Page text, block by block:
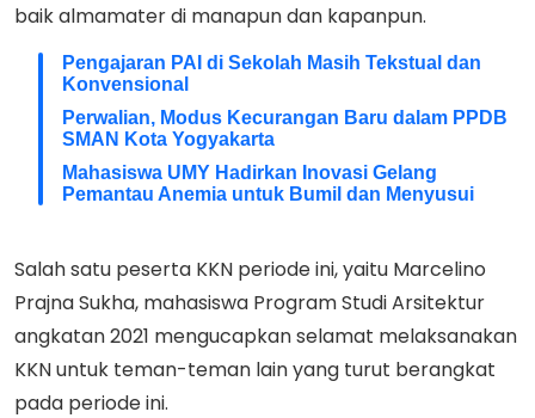
baik almamater di manapun dan kapanpun.
Pengajaran PAI di Sekolah Masih Tekstual dan
Konvensional
Perwalian, Modus Kecurangan Baru dalam PPDB
SMAN Kota Yogyakarta
Mahasiswa UMY Hadirkan Inovasi Gelang
Pemantau Anemia untuk Bumil dan Menyusui
Salah satu peserta KKN periode ini, yaitu Marcelino
Prajna Sukha, mahasiswa Program Studi Arsitektur
angkatan 2021 mengucapkan selamat melaksanakan
KKN untuk teman-teman lain yang turut berangkat
pada periode ini.